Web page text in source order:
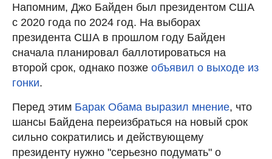
Напомним, Джо Байден был президентом США
с 2020 года по 2024 год. На выборах
президента США в прошлом году Байден
сначала планировал баллотироваться на
второй срок, однако позже объявил о выходе из
гонки.
Перед этим Барак Обама выразил мнение, что
шансы Байдена переизбраться на новый срок
сильно сократились и действующему
президенту нужно "серьезно подумать" о